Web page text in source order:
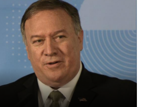
como: hispan_tv